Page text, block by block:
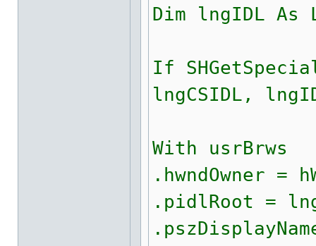
Dim lngIDL As
If
lngCSIDL,
With usrBrws
.hwndOwner =
.pidlRoot =